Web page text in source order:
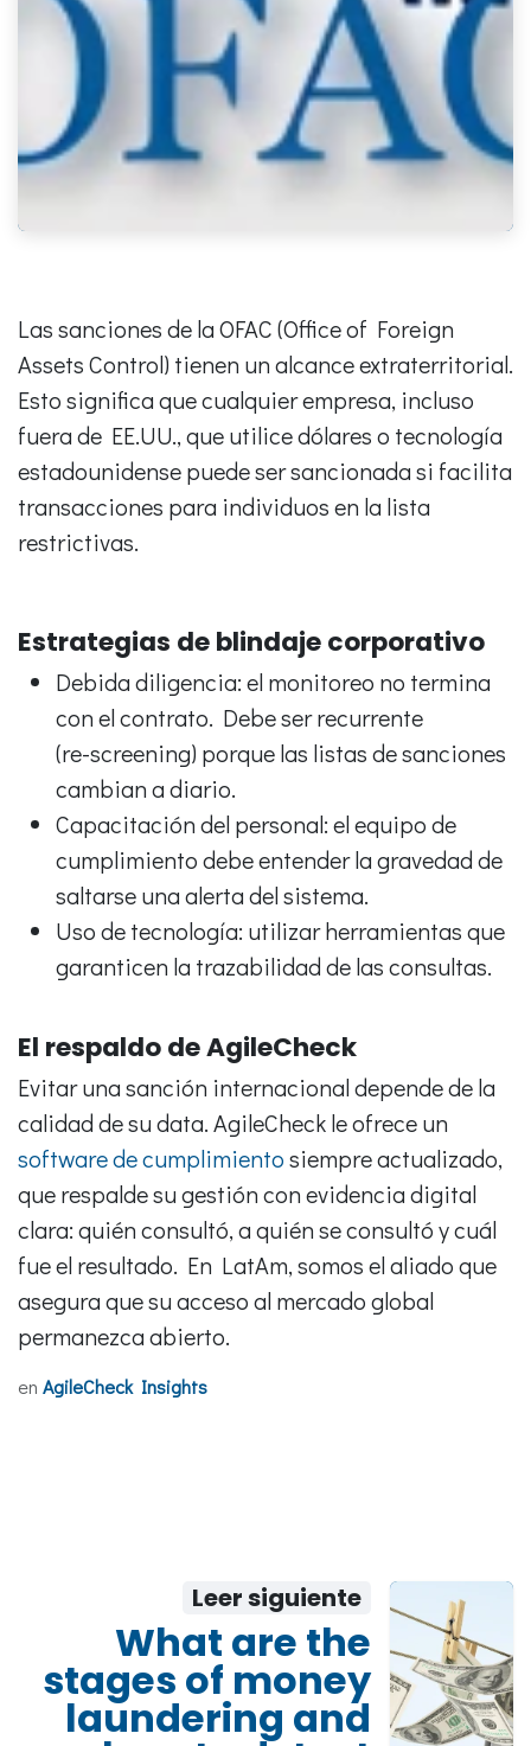
Las sanciones de la OFAC (Office of Foreign
Assets Control) tienen un alcance extraterritorial.
Esto significa que cualquier empresa, incluso
fuera de EE.UU., que utilice dólares o tecnología
estadounidense puede ser sancionada si facilita
transacciones para individuos en la lista
restrictivas.
Estrategias de blindaje corporativo
Debida diligencia: el monitoreo no termina
con el contrato. Debe ser recurrente
(re-screening) porque las listas de sanciones
cambian a diario.
Capacitación del personal: el equipo de
cumplimiento debe entender la gravedad de
saltarse una alerta del sistema.
Uso de tecnología: utilizar herramientas que
garanticen la trazabilidad de las consultas.
El respaldo de AgileCheck
Evitar una sanción internacional depende de la
calidad de su data. AgileCheck le ofrece un
software de cumplimientosiempre actualizado,
que respalde su gestión con evidencia digital
clara: quién consultó, a quién se consultó y cuál
fue el resultado. En LatAm, somos el aliado que
asegura que su acceso al mercado global
permanezca abierto.
en AgileCheck Insights
Leer siguiente
What are the
stages of money
laundering and